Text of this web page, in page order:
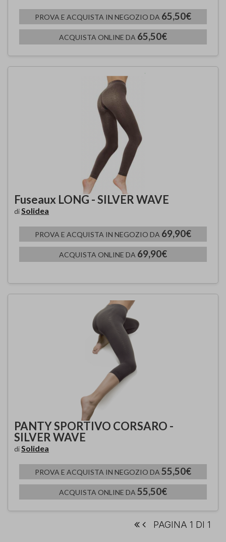
PROVA E ACQUISTA IN NEGOZIO DA 65,50€
ACQUISTA ONLINE DA 65,50€
Fuseaux LONG - SILVER WAVE
diSolidea
PROVA E ACQUISTA IN NEGOZIO DA 69,90€
ACQUISTA ONLINE DA 69,90€
PANTY SPORTIVO CORSARO -
SILVER WAVE
diSolidea
PROVA E ACQUISTA IN NEGOZIO DA 55,50€
ACQUISTA ONLINE DA 55,50€
PAGINA 1 DI 1